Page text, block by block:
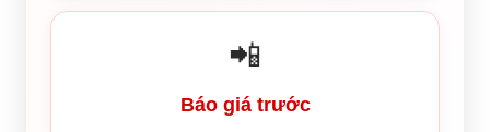
📲
Báo giá trước